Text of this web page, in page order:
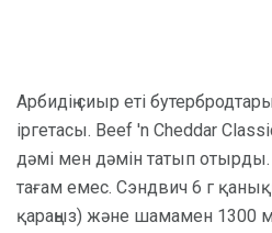
Арбидің сиыр еті бутербродтары
іргетасы. Beef 'n Cheddar
дәмі мен дәмін татып отырды.
тағам емес. Сэндвич 6 г
қараңыз) және шамамен 1300